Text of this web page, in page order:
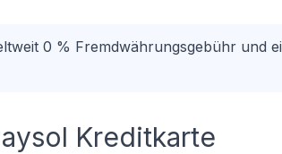
0 % Fremdwährungsgebühr und
Kreditkarte